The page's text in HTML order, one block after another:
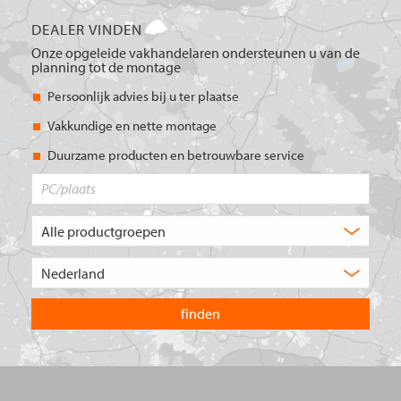
DEALER VINDEN
Onze opgeleide vakhandelaren ondersteunen u van de
planning tot de montage
Persoonlijk advies bij u ter plaatse
Vakkundige en nette montage
Duurzame producten en betrouwbare service
product
u?
land
waarin
u
wilt
zoeken.